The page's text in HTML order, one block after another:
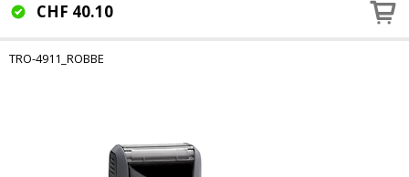
CHF 40.10
TRO-4911_ROBBE